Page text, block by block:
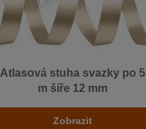
Atlasová stuha svazky po 5
m šíře 12 mm
Zobrazit